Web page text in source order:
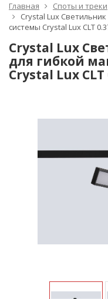
Главная
Споты и треки
Crystal Lux
системы Crystal Lux CLT
Crystal Lux
для гибкой
Crystal Lux CLT